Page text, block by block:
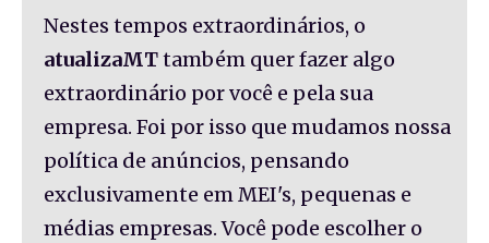
Nestes tempos extraordinários, o
atualizaMTtambém quer fazer algo
extraordinário por você e pela sua
empresa. Foi por isso que mudamos nossa
política de anúncios, pensando
exclusivamente em MEI's, pequenas e
médias empresas. Você pode escolher o